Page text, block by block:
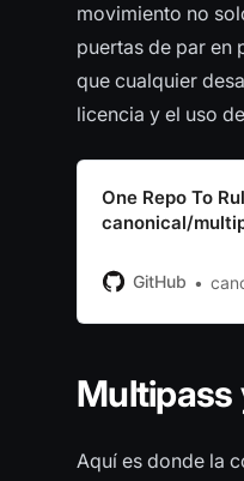
movimiento no
puertas de par en
que cualquier
licencia y el uso
One Repo To
canonical/
GitHub
Multipass
Aquí es donde la